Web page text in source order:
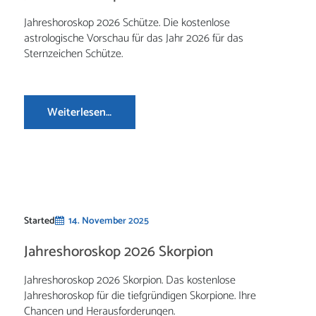
Jahreshoroskop 2026 Schütze. Die kostenlose
astrologische Vorschau für das Jahr 2026 für das
Sternzeichen Schütze.
Weiterlesen…
Started 14. November 2025
Jahreshoroskop 2026 Skorpion
Jahreshoroskop 2026 Skorpion. Das kostenlose
Jahreshoroskop für die tiefgründigen Skorpione. Ihre
Chancen und Herausforderungen.